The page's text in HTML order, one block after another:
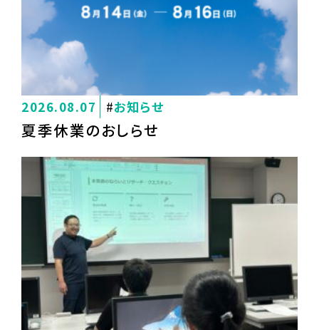
2026.08.07 お知らせ
夏季休業のおしらせ